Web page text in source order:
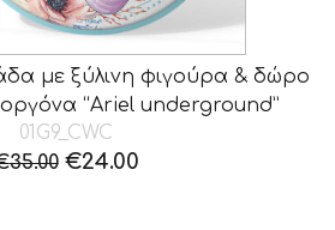
με ξύλινη φιγούρα & δώρο
“Ariel underground”
01G9_CWC
35.00 Original
€24.00Η